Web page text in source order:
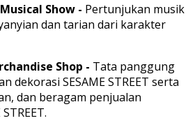
Musical Show - Pertunjukan musik
dan tarian dari karakter
Shop - Tata panggung
dekorasi SESAME STREET serta
dan beragam penjualan